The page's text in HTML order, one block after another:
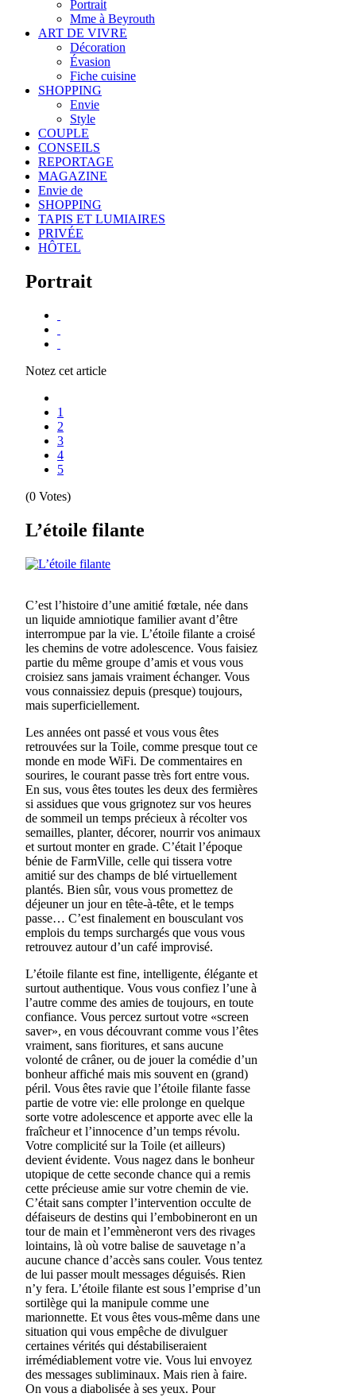
Portrait
Mme à Beyrouth
ART DE VIVRE
Décoration
Évasion
Fiche cuisine
SHOPPING
Envie
Style
COUPLE
CONSEILS
REPORTAGE
MAGAZINE
Envie de
SHOPPING
TAPIS ET LUMIAIRES
PRIVÉE
HÔTEL
Portrait
Notez cet article
1
2
3
4
5
(0 Votes)
L’étoile filante
C’est l’histoire d’une amitié fœtale, née dans
un liquide amniotique familier avant d’être
interrompue par la vie. L’étoile filante a croisé
les chemins de votre adolescence. Vous faisiez
partie du même groupe d’amis et vous vous
croisiez sans jamais vraiment échanger. Vous
vous connaissiez depuis (presque) toujours,
mais superficiellement.
Les années ont passé et vous vous êtes
retrouvées sur la Toile, comme presque tout ce
monde en mode WiFi. De commentaires en
sourires, le courant passe très fort entre vous.
En sus, vous êtes toutes les deux des fermières
si assidues que vous grignotez sur vos heures
de sommeil un temps précieux à récolter vos
semailles, planter, décorer, nourrir vos animaux
et surtout monter en grade. C’était l’époque
bénie de FarmVille, celle qui tissera votre
amitié sur des champs de blé virtuellement
plantés. Bien sûr, vous vous promettez de
déjeuner un jour en tête-à-tête, et le temps
passe… C’est finalement en bousculant vos
emplois du temps surchargés que vous vous
retrouvez autour d’un café improvisé.
L’étoile filante est fine, intelligente, élégante et
surtout authentique. Vous vous confiez l’une à
l’autre comme des amies de toujours, en toute
confiance. Vous percez surtout votre «screen
saver», en vous découvrant comme vous l’êtes
vraiment, sans fioritures, et sans aucune
volonté de crâner, ou de jouer la comédie d’un
bonheur affiché mais mis souvent en (grand)
péril. Vous êtes ravie que l’étoile filante fasse
partie de votre vie: elle prolonge en quelque
sorte votre adolescence et apporte avec elle la
fraîcheur et l’innocence d’un temps révolu.
Votre complicité sur la Toile (et ailleurs)
devient évidente. Vous nagez dans le bonheur
utopique de cette seconde chance qui a remis
cette précieuse amie sur votre chemin de vie.
C’était sans compter l’intervention occulte de
défaiseurs de destins qui l’embobineront en un
tour de main et l’emmèneront vers des rivages
lointains, là où votre balise de sauvetage n’a
aucune chance d’accès sans couler. Vous tentez
de lui passer moult messages déguisés. Rien
n’y fera. L’étoile filante est sous l’emprise d’un
sortilège qui la manipule comme une
marionnette. Et vous êtes vous-même dans une
situation qui vous empêche de divulguer
certaines vérités qui déstabiliseraient
irrémédiablement votre vie. Vous lui envoyez
des messages subliminaux. Mais rien à faire.
On vous a diabolisée à ses yeux. Pour